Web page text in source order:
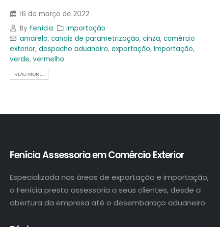
16 de março de 2022
By Fenícia
Importação
amarelo, canais de parametrização, cinza, comércio
exterior, despacho aduaneiro, exportação, Importação,
verde, vermelho
READ MORE...
Fenícia Assessoria em Comércio Exterior
Especializada nas áreas de exportação e importação,
a Fenícia presta assessoria a seus clientes, desde a
abertura da empresa até o desembaraço aduaneiro.